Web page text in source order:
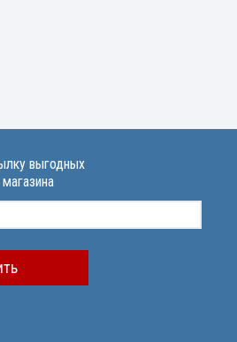
выгодных